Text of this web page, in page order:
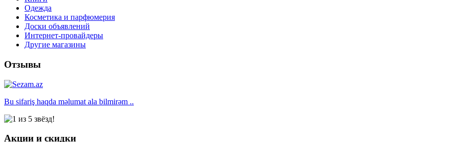
Одежда
Косметика и парфюмерия
Доски объявлений
Интернет-провайдеры
Другие магазины
Отзывы
Bu sifariş haqda məlumat ala bilmirəm ..
Акции и скидки